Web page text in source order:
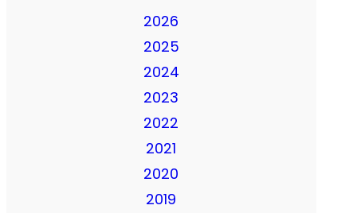
2026
2025
2024
2023
2022
2021
2020
2019